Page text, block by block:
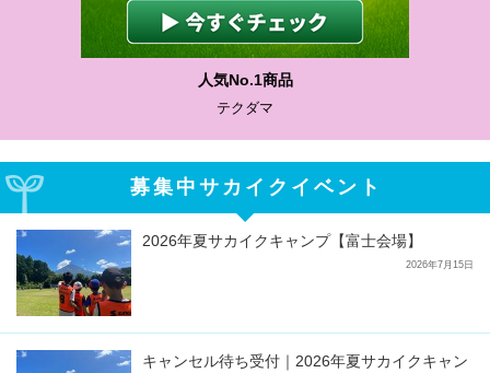
人気No.1商品
テクダマ
募集中サカイクイベント
2026年夏サカイクキャンプ【富士会場】
2026年7月15日
キャンセル待ち受付｜2026年夏サカイクキャン